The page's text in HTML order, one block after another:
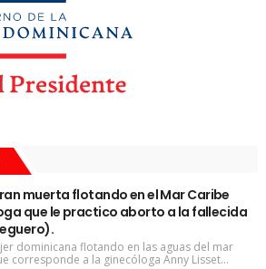
muerta flotando en el Mar Caribe
que le practico aborto a la fallecida
dominicana flotando en las aguas del mar
corresponde a la ginecóloga Anny Lisset...